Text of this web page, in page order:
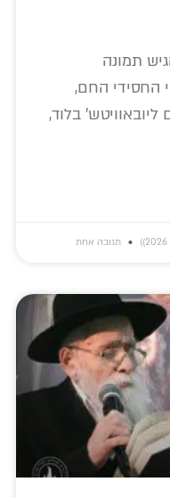
תמונה
החסידי החם,
בלוד,
תגובה אחת